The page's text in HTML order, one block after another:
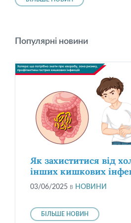
Популярні новини
Як захиститися від
інших кишкових
03/06/2025 в НОВИНИ
БІЛЬШЕ НОВИН